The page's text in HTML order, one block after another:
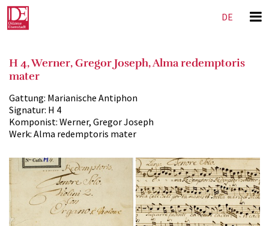
DE
H 4, Werner, Gregor Joseph, Alma redemptoris
mater
Gattung: Marianische Antiphon
Signatur: H 4
Komponist: Werner, Gregor Joseph
Werk: Alma redemptoris mater